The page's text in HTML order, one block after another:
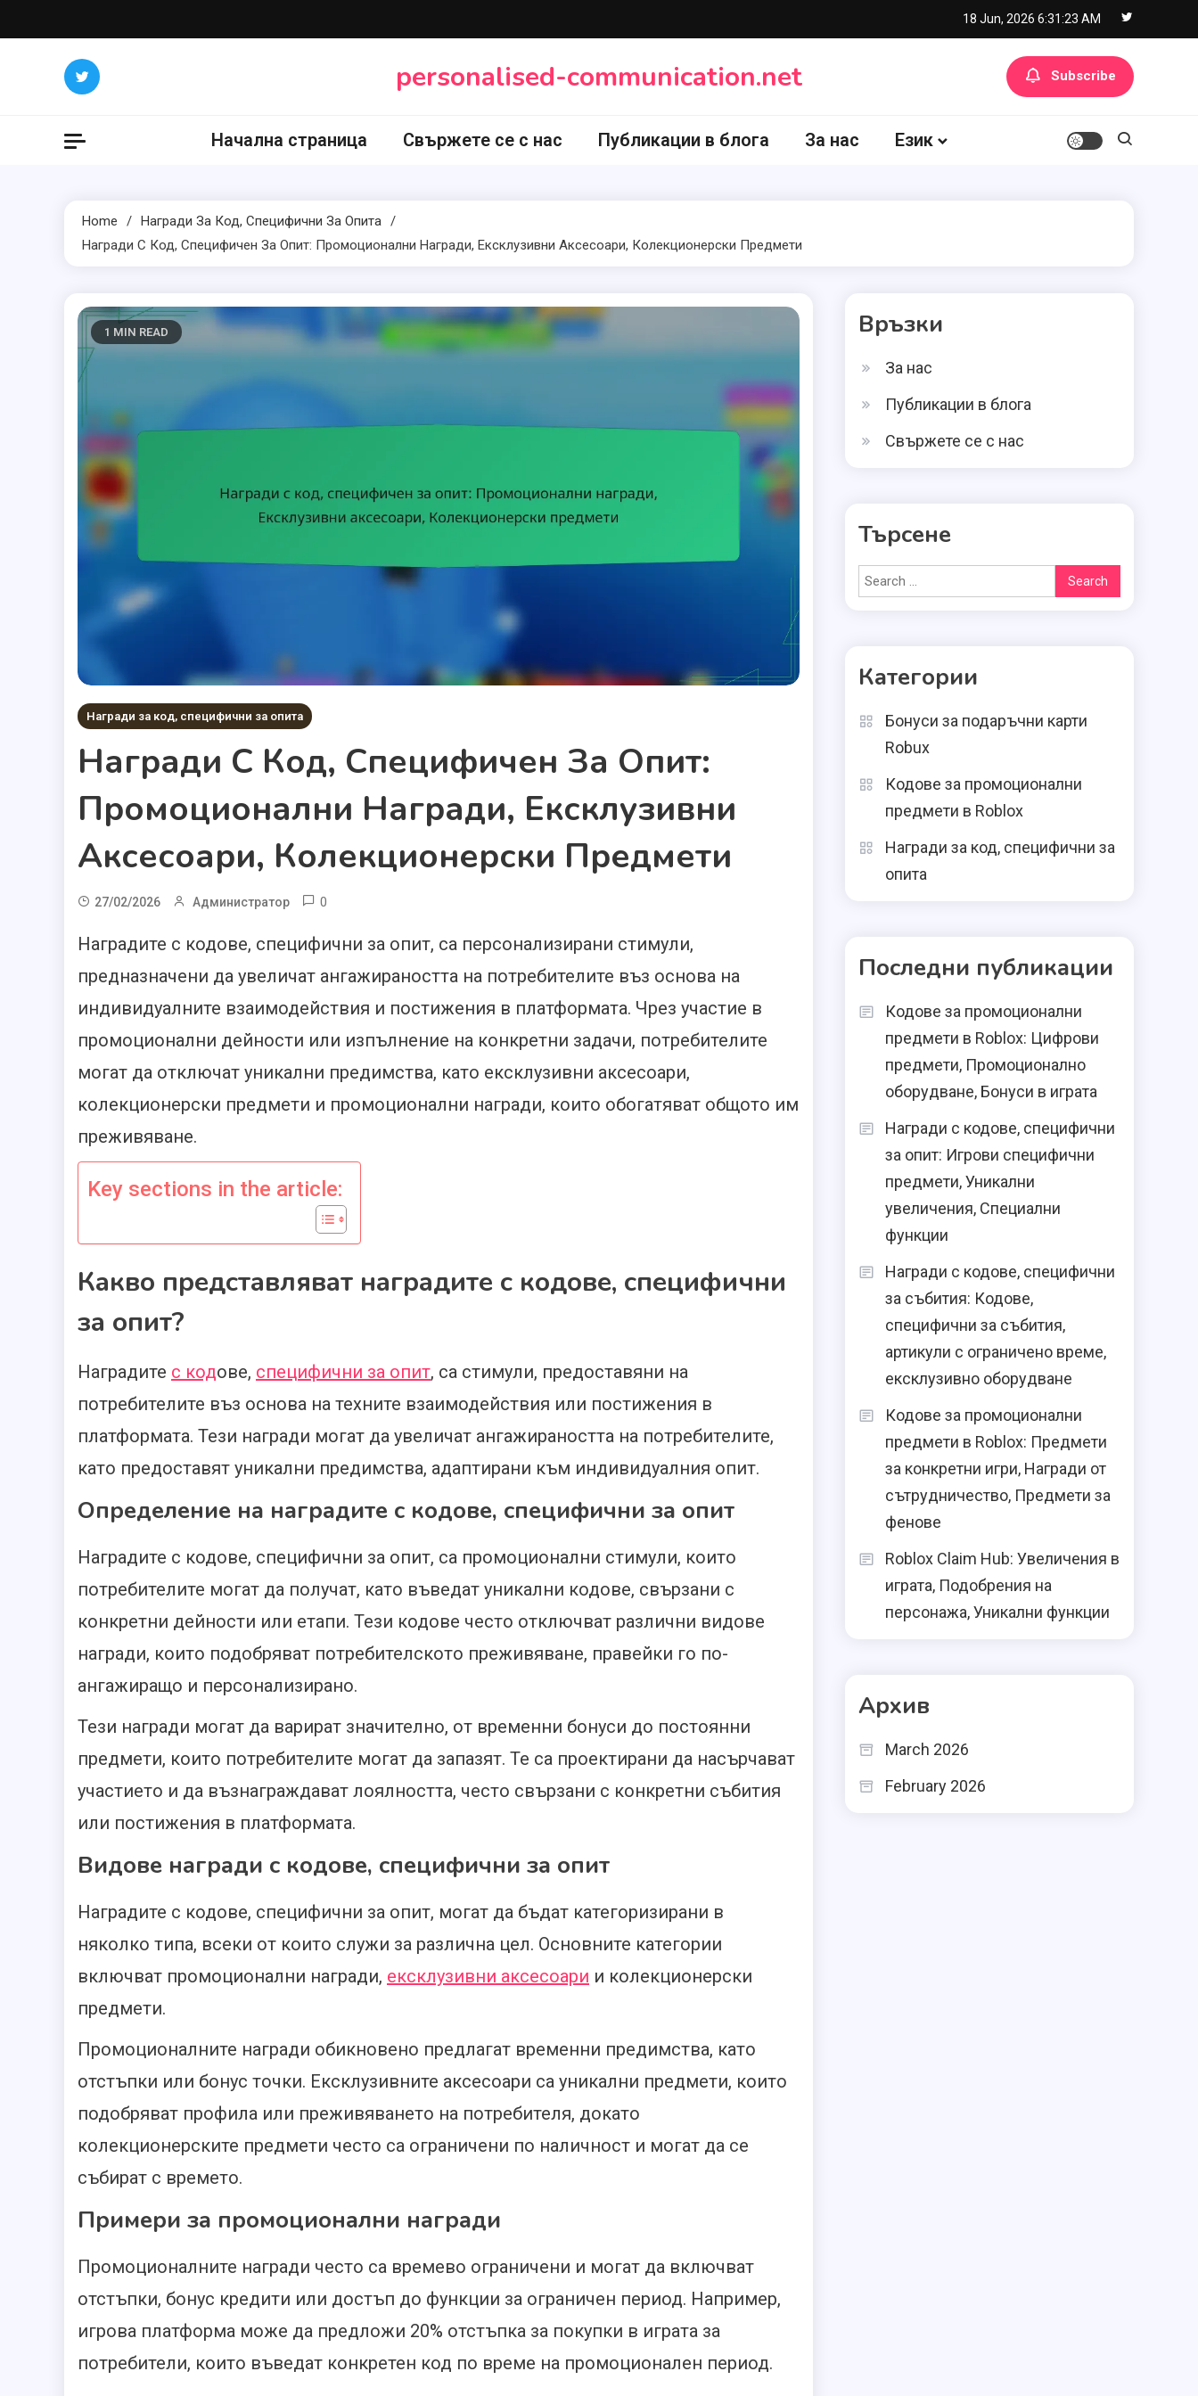
to
18 Jun, 2026 6:31:23 AM
personalised-communication.net Subscribe
Начална страница Свържете се с нас Публикации в блога За нас Език
Home
Награди За Код, Специфични За Опита
Награди С Код, Специфичен За Опит: Промоционални Награди, Ексклузивни Аксесоари, Колекционерски Предмети
1 MIN READ
Награди за код, специфични за опита
Награди С Код, Специфичен За Опит:
Промоционални Награди, Ексклузивни
Аксесоари, Колекционерски Предмети
27/02/2026 Администратор 0
Наградите с кодове, специфични за опит, са персонализирани стимули,
предназначени да увеличат ангажираността на потребителите въз основа на
индивидуалните взаимодействия и постижения в платформата. Чрез участие в
промоционални дейности или изпълнение на конкретни задачи, потребителите
могат да отключат уникални предимства, като ексклузивни аксесоари,
колекционерски предмети и промоционални награди, които обогатяват общото им
преживяване.
Key sections in the article:
Какво представляват наградите с кодове, специфични
за опит?
Наградите с кодове, специфични за опит, са стимули, предоставяни на
потребителите въз основа на техните взаимодействия или постижения в
платформата. Тези награди могат да увеличат ангажираността на потребителите,
като предоставят уникални предимства, адаптирани към индивидуалния опит.
Определение на наградите с кодове, специфични за опит
Наградите с кодове, специфични за опит, са промоционални стимули, които
потребителите могат да получат, като въведат уникални кодове, свързани с
конкретни дейности или етапи. Тези кодове често отключват различни видове
награди, които подобряват потребителското преживяване, правейки го по-
ангажиращо и персонализирано.
Тези награди могат да варират значително, от временни бонуси до постоянни
предмети, които потребителите могат да запазят. Те са проектирани да насърчават
участието и да възнаграждават лоялността, често свързани с конкретни събития
или постижения в платформата.
Видове награди с кодове, специфични за опит
Наградите с кодове, специфични за опит, могат да бъдат категоризирани в
няколко типа, всеки от които служи за различна цел. Основните категории
включват промоционални награди, ексклузивни аксесоари и колекционерски
предмети.
Промоционалните награди обикновено предлагат временни предимства, като
отстъпки или бонус точки. Ексклузивните аксесоари са уникални предмети, които
подобряват профила или преживяването на потребителя, докато
колекционерските предмети често са ограничени по наличност и могат да се
събират с времето.
Примери за промоционални награди
Промоционалните награди често са времево ограничени и могат да включват
отстъпки, бонус кредити или достъп до функции за ограничен период. Например,
игрова платформа може да предложи 20% отстъпка за покупки в играта за
потребители, които въведат конкретен код по време на промоционален период.
Връзки
За нас
Публикации в блога
Свържете се с нас
Търсене
Search
for:
Категории
Бонуси за подаръчни карти
Robux
Кодове за промоционални
предмети в Roblox
Награди за код, специфични за
опита
Последни публикации
Кодове за промоционални
предмети в Roblox: Цифрови
предмети, Промоционално
оборудване, Бонуси в играта
Награди с кодове, специфични
за опит: Игрови специфични
предмети, Уникални
увеличения, Специални
функции
Награди с кодове, специфични
за събития: Кодове,
специфични за събития,
артикули с ограничено време,
ексклузивно оборудване
Кодове за промоционални
предмети в Roblox: Предмети
за конкретни игри, Награди от
сътрудничество, Предмети за
фенове
Roblox Claim Hub: Увеличения в
играта, Подобрения на
персонажа, Уникални функции
Архив
March 2026
February 2026